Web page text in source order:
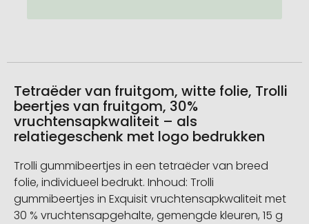
Tetraëder van fruitgom, witte folie, Trolli
beertjes van fruitgom, 30%
vruchtensapkwaliteit – als
relatiegeschenk met logo bedrukken
Trolli gummibeertjes in een tetraëder van breed
folie, individueel bedrukt. Inhoud: Trolli
gummibeertjes in Exquisit vruchtensapkwaliteit met
30 % vruchtensapgehalte, gemengde kleuren, 15 g